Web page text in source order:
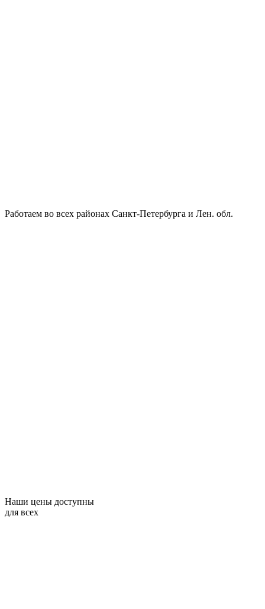
Работаем во всех районах Санкт-Петербурга и Лен. обл.
Наши цены доступны
для всех